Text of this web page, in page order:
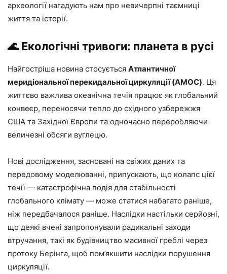
археології нагадують нам про невичерпні таємниці
життя та історії.
🌊 Екологічні тривоги: планета в русі
Найгостріша новина стосується Атлантичної
меридіональної перекидальної циркуляції (AMOC). Ця
життєво важлива океанічна течія працює як глобальний
конвеєр, переносячи тепло до східного узбережжя
США та Західної Європи та одночасно переробляючи
величезні обсяги вуглецю.
Нові дослідження, засновані на свіжих даних та
передовому моделюванні, припускають, що колапс цієї
течії — катастрофічна подія для стабільності
глобального клімату — може статися набагато раніше,
ніж передбачалося раніше. Наслідки настільки серйозні,
що деякі вчені запропонували радикальні заходи
втручання, такі як будівництво масивної греблі через
протоку Берінга, щоб пом’якшити наслідки порушення
циркуляції.